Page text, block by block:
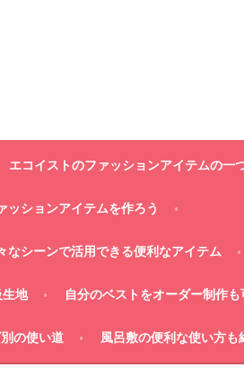
エコイストのファッションアイテムの一
ッションアイテムを作ろう
なシーンで活用できる便利なアイテム
地 自分のベストをオーダー制作も
の使い道 風呂敷の便利な使い方も